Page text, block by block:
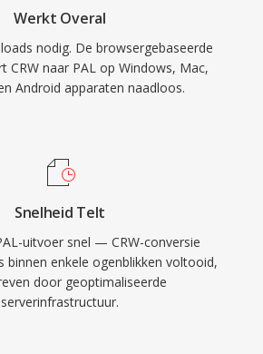
Werkt Overal
nodig. De browsergebaseerde
CRW naar PAL op Windows, Mac,
Android apparaten naadloos.
Snelheid Telt
uitvoer snel — CRW-conversie
binnen enkele ogenblikken voltooid,
door geoptimaliseerde
serverinfrastructuur.